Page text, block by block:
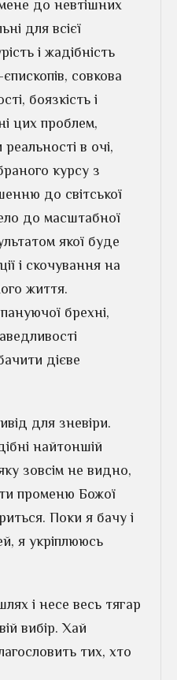
до невтішних
для всієї
і жадібність
совкова
боязкість і
цих проблем,
в очі,
курсу з
до світської
до масштабної
якої буде
і скочування на
життя.
брехні,
дієве
для зневіри.
найтоншій
зовсім не видно,
променю Божої
Поки я бачу і
я укріплююсь
і несе весь тягар
вибір. Хай
тих, хто